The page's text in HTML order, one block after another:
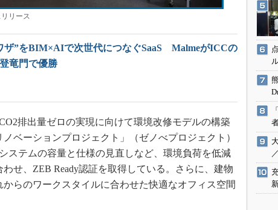
リース
ザ”をBIM×AIで次世代につなぐSaaS MalmeがICCの
竜門で優勝
排出量ゼロの実現に向けて環境改修モデルの構築
ベーションプロジェクト」（ゼノべプロジェクト）
ステムの容量と仕様の見直しなど、環境負荷を低減
せ、ZEB Ready認証を取得している。さらに、建物
らのワークスタイルに合わせた快適なオフィス空間